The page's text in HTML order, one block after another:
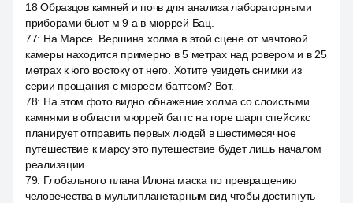
18 Образцов камней и почв для анализа лабораторными
приборами бьют м 9 a в мюррей Бац.
77: На Марсе. Вершина холма в этой сцене от мачтовой
камеры находится примерно в 5 метрах над ровером и в 25
метрах к юго востоку от него. Хотите увидеть снимки из
серии прощания с мюреем баттсом? Вот.
78: На этом фото видно обнажение холма со слоистыми
камнями в области мюррей баттс на горе шарп спейсикс
планирует отправить первых людей в шестимесячное
путешествие к марсу это путешествие будет лишь началом
реализации.
79: Глобального плана Илона маска по превращению
человечества в мультипланетарным вид чтобы достигнуть